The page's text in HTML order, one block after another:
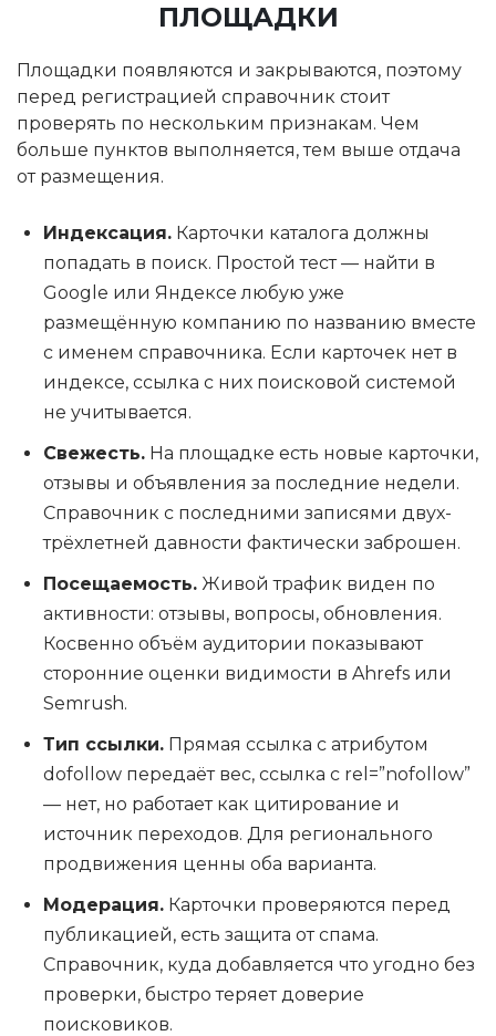
ПЛОЩАДКИ
Площадки появляются и закрываются, поэтому
перед регистрацией справочник стоит
проверять по нескольким признакам. Чем
больше пунктов выполняется, тем выше отдача
от размещения.
Индексация. Карточки каталога должны
попадать в поиск. Простой тест — найти в
Google или Яндексе любую уже
размещённую компанию по названию вместе
с именем справочника. Если карточек нет в
индексе, ссылка с них поисковой системой
не учитывается.
Свежесть. На площадке есть новые карточки,
отзывы и объявления за последние недели.
Справочник с последними записями двух-
трёхлетней давности фактически заброшен.
Посещаемость. Живой трафик виден по
активности: отзывы, вопросы, обновления.
Косвенно объём аудитории показывают
сторонние оценки видимости в Ahrefs или
Semrush.
Тип ссылки. Прямая ссылка с атрибутом
dofollow передаёт вес, ссылка с rel=”nofollow”
— нет, но работает как цитирование и
источник переходов. Для регионального
продвижения ценны оба варианта.
Модерация. Карточки проверяются перед
публикацией, есть защита от спама.
Справочник, куда добавляется что угодно без
проверки, быстро теряет доверие
поисковиков.